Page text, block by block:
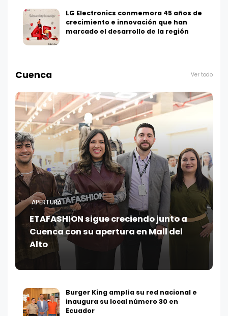
LG Electronics conmemora 45 años de
crecimiento e innovación que han
marcado el desarrollo de la región
Cuenca Ver todo
APERTURA
ETAFASHION sigue creciendo junto a
Cuenca con su apertura en Mall del
Alto
Burger King amplía su red nacional e
inaugura su local número 30 en
Ecuador